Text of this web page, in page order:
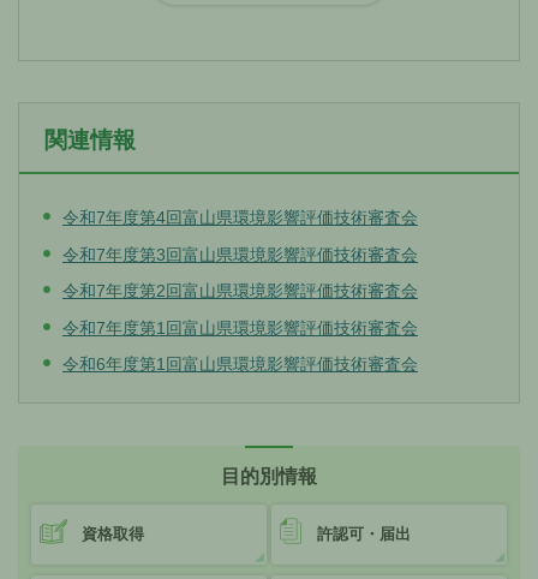
関連情報
令和7年度第4回富山県環境影響評価技術審査会
令和7年度第3回富山県環境影響評価技術審査会
令和7年度第2回富山県環境影響評価技術審査会
令和7年度第1回富山県環境影響評価技術審査会
令和6年度第1回富山県環境影響評価技術審査会
目的別情報
資格取得 許認可・届出